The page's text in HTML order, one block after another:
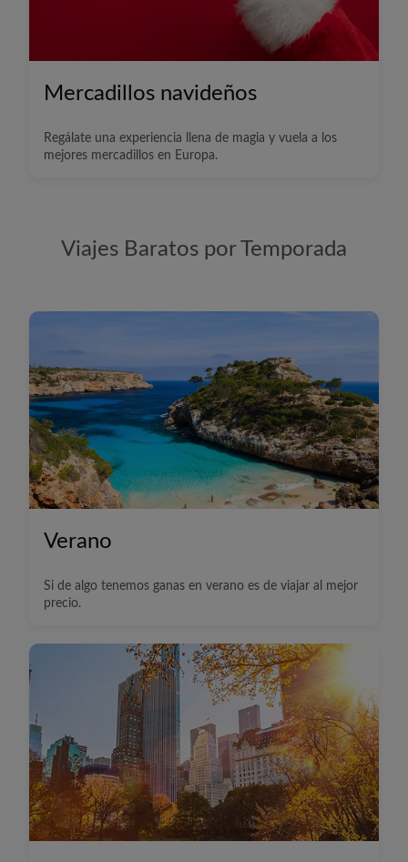
Mercadillos navideños
Regálate una experiencia llena de magia y vuela a los
mejores mercadillos en Europa.
Viajes Baratos por Temporada
Verano
Si de algo tenemos ganas en verano es de viajar al mejor
precio.